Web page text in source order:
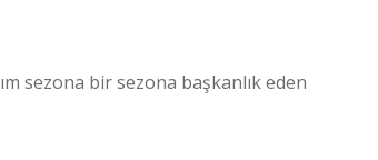
sezona bir sezona başkanlık eden